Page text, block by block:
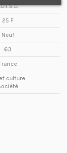
25 F
Neuf
63
culture